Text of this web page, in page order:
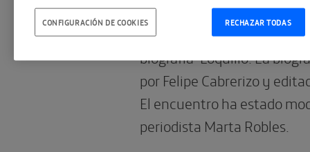
Recibimos en nuestro
Loquillo con motivo de la
biografía ‘Loquillo. La
por Felipe Cabrerizo y
El encuentro ha estado
periodista Marta Robles.
RECHAZAR TODAS
CONFIGURACIÓN DE COOKIES